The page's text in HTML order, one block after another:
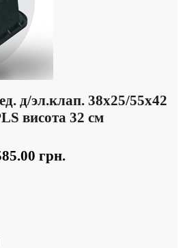
д/эл.клап. 38х25/55х42
висота 32 см
грн.